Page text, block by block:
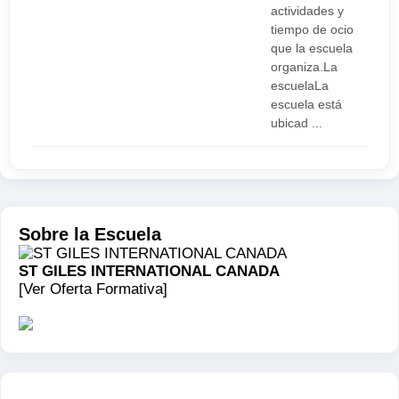
registradora. Muy ocasionalmente, puede que
encuentres algunas tiendas que indican el precio
con el impuesto incluido, pero esto ocurre raras
veces, y no deberias contar con ello. El total de
los impuestos es un 12% - esto es un 5% GST
Vancouver es una ciudad donde se pueden
practicar todo tipo de deportes de aventura:
descenso de barrancos, senderismo, escalada,
deportes de nieve como esquí, dada la situación
actividades y
tiempo de ocio
que la escuela
organiza.La
escuelaLa
escuela está
ubicad ...
Sobre la Escuela
ST GILES INTERNATIONAL CANADA
[Ver Oferta Formativa]